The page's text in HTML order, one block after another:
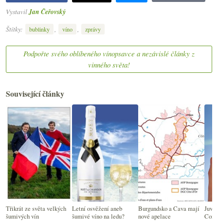
Vystavil Jan Čeřovský
Štítky:
bublinky , víno , zprávy
Podpořte svého oblíbeného vínopsavce a nezávislé články z
vinného světa!
Související články
Třikrát ze světa velkých
šumivých vín
Letní osvěžení aneb
šumivé víno na ledu?
Burgundsko a Cava mají
nové apelace
Juvé